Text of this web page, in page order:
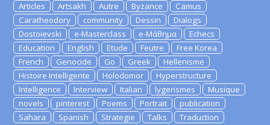
Articles Artsakh Autre Byzance
Camus
Caratheodory
community Dessin
Dialogs
Dostoievski
e-Masterclass e-Μάθημα
Echecs
Education
English Etude Feutre
Free Korea
French
Genocide Go Greek
Hellenisme
Histoire Intelligente
Holodomor
Hyperstructure
Intelligence
Interview Italian lygerismes
Musique
novels
pinterest Poems Portrait
publication
Sahara
Spanish Strategie Talks
Traduction